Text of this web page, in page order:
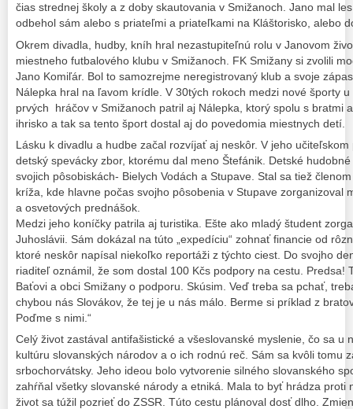
čias strednej školy a z doby skautovania v Smižanoch. Jano mal
odbehol sám alebo s priateľmi a priateľkami na Kláštorisko, alebo
Okrem divadla, hudby, kníh hral nezastupiteľnú rolu v Janovom
miestneho futbalového klubu v Smižanoch. FK Smižany si zvolili
Jano Komiľár. Bol to samozrejme neregistrovaný klub a svoje
Nálepka hral na ľavom krídle. V 30tých rokoch medzi nové športy
prvých hráčov v Smižanoch patril aj Nálepka, ktorý spolu s bratmi
ihrisko a tak sa tento šport dostal aj do povedomia miestnych detí.
Lásku k divadlu a hudbe začal rozvíjať aj neskôr. V jeho
detský spevácky zbor, ktorému dal meno Štefánik. Detské
svojich pôsobiskách- Bielych Vodách a Stupave. Stal sa tiež
kríža, kde hlavne počas svojho pôsobenia v Stupave zorganizoval
a osvetových prednášok.
Medzi jeho koníčky patrila aj turistika. Ešte ako mladý študent
Juhoslávii. Sám dokázal na túto „expedíciu“ zohnať financie od
ktoré neskôr napísal niekoľko reportáži z týchto ciest. Do svojho
riaditeľ oznámil, že som dostal 100 Kčs podpory na cestu. Predsa!
Baťovi a obci Smižany o podporu. Skúsim. Veď treba sa pchať,
chybou nás Slovákov, že tej je u nás málo. Berme si príklad z
Poďme s nimi.“
Celý život zastával antifašistické a všeslovanské myslenie, čo sa u
kultúru slovanských národov a o ich rodnú reč. Sám sa kvôli tomu
srbochorvátsky. Jeho ideou bolo vytvorenie silného slovanského
zahŕňal všetky slovanské národy a etniká. Mala to byť hrádza proti
život sa túžil pozrieť do ZSSR. Túto cestu plánoval dosť dlho.